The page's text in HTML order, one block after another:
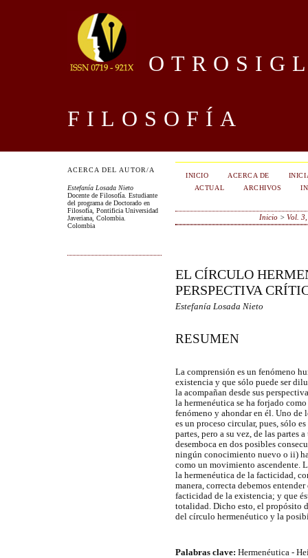
FILOSOFÍA
ACERCA DEL AUTOR/A
Estefanía Losada Nieto
Docente de Filosofía. Estudiante
del programa de Doctorado en
Filosofía, Pontificia Universidad
Javeriana, Colombia.
Colombia
INICIO ACERCA DE
ACTUAL
ARCHIVOS
Inicio> Vol.
EL CÍRCULO
PERSPECTIVA
Estefanía Losada Nieto
RESUMEN
La comprensión es un fenómeno
existencia y que sólo puede ser
la acompañan desde sus
la hermenéutica se ha forjado
fenómeno y ahondar en él. Uno de
es un proceso circular, pues, sólo
partes, pero a su vez, de las partes
desemboca en dos posibles
ningún conocimiento nuevo o ii)
como un movimiento ascendente.
la hermenéutica de la facticidad,
manera, correcta debemos
facticidad de la existencia; y que
totalidad. Dicho esto, el propósito
del círculo hermenéutico y la
Palabras clave: Hermenéutica -